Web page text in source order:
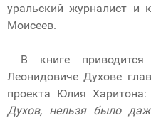
уральский журналист и
Моисеев.
В книге
Леонидовиче Духове
проекта Юлия Харитона:
Духов, нельзя было